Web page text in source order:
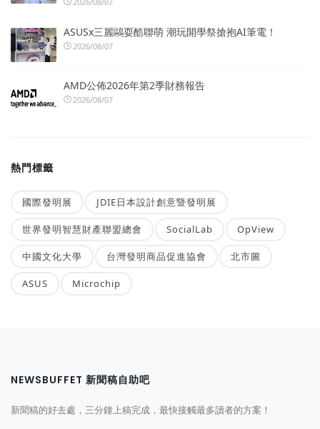
ASUSx三麗鷗耍酷聯萌 潮玩開學祭搶抱AI筆電！
2026/08/07
AMD公佈2026年第2季財務報告
2026/08/07
熱門標籤
國際發明展 JDIE日本設計創意暨發明展
世界發明智慧財產聯盟總會 SocialLab OpView
中國文化大學 台灣發明商品促進協會 北市圖
ASUS Microchip
NEWSBUFFET 新聞稿自助吧
新聞稿的好去處，三分鐘上稿完成，最快接觸最多讀者的方案！